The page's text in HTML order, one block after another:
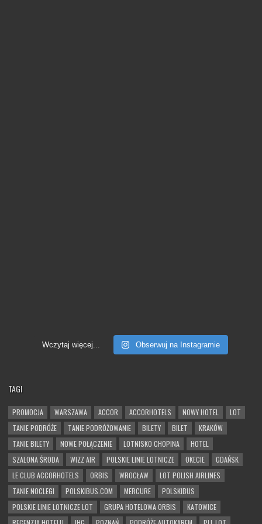
Wczytaj więcej... Obserwuj na Instagramie
TAGI
PROMOCJA WARSZAWA ACCOR ACCORHOTELS NOWY HOTEL
LOT
TANIE PODRÓŻE
TANIE PODRÓŻOWANIE BILETY BILET
KRAKÓW
TANIE BILETY
NOWE POŁĄCZENIE LOTNISKO CHOPINA
HOTEL
SZALONA ŚRODA
WIZZ AIR POLSKIE LINIE LOTNICZE OKECIE
GDAŃSK
LE CLUB ACCORHOTELS
ORBIS WROCŁAW
LOT POLISH AIRLINES
TANIE NOCLEGI
POLSKIBUS.COM MERCURE
POLSKIBUS
POLSKIE LINIE LOTNICZE LOT
GRUPA HOTELOWA ORBIS
KATOWICE